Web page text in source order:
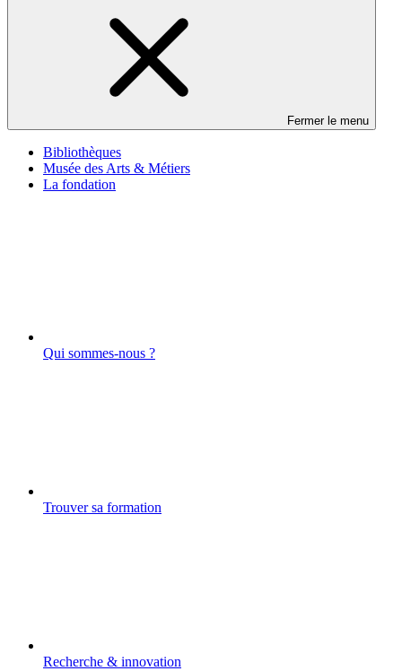
Fermer le menu
Bibliothèques
Musée des Arts & Métiers
La fondation
Qui sommes-nous ?
Trouver sa formation
Recherche & innovation